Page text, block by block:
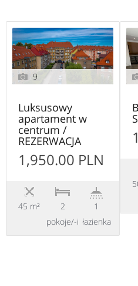
9
Luksusowy
apartament w
centrum /
REZERWACJA
1,950.00 PLN
45 m²
2
pokoje/-i
1
łazienka